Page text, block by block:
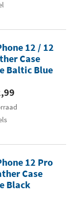
12 / 12
Case
Baltic Blue
12 Pro
Case
Black